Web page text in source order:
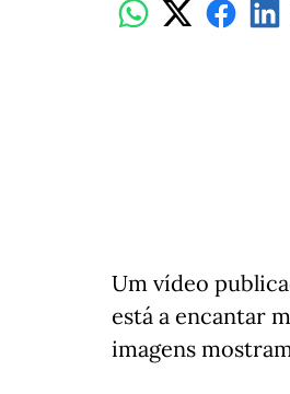
Um vídeo
está a encantar
imagens